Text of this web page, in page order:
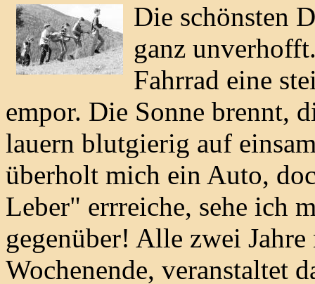
Die schönsten
ganz
Fahrrad eine
empor. Die Sonne brennt,
lauern blutgierig auf
überholt mich ein Auto,
Leber" errreiche, sehe ich
gegenüber! Alle zwei
Wochenende, veranstaltet